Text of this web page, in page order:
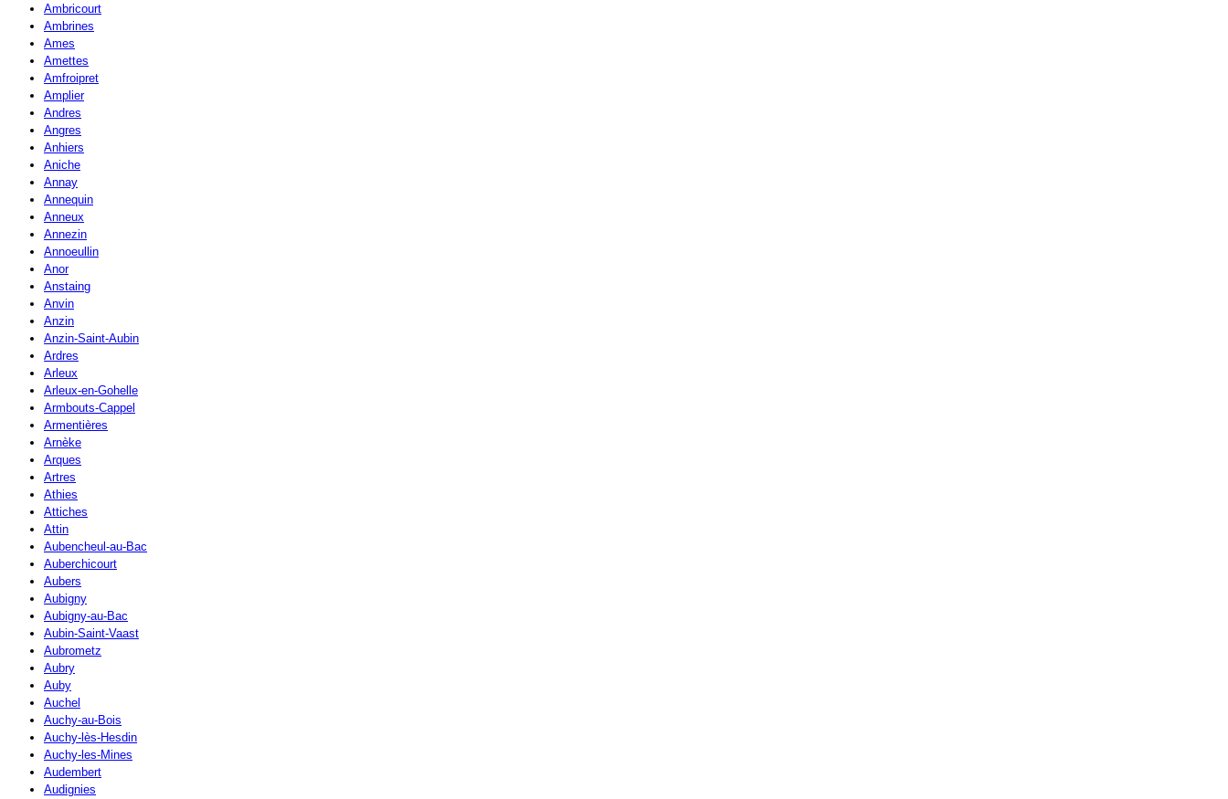
Ambricourt
Ambrines
Ames
Amettes
Amfroipret
Amplier
Andres
Angres
Anhiers
Aniche
Annay
Annequin
Anneux
Annezin
Annoeullin
Anor
Anstaing
Anvin
Anzin
Anzin-Saint-Aubin
Ardres
Arleux
Arleux-en-Gohelle
Armbouts-Cappel
Armentières
Arnèke
Arques
Artres
Athies
Attiches
Attin
Aubencheul-au-Bac
Auberchicourt
Aubers
Aubigny
Aubigny-au-Bac
Aubin-Saint-Vaast
Aubrometz
Aubry
Auby
Auchel
Auchy-au-Bois
Auchy-lès-Hesdin
Auchy-les-Mines
Audembert
Audignies